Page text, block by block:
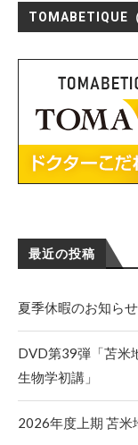
最近の投稿
夏季休暇のお知らせ
DVD第39弾「苫米
生物学初講」
2026年度上期 苫米
TOMABETIQUE